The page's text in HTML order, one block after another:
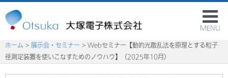
MENU
ホーム > 展示会・セミナー > Webセミナー【動的光散乱法を原理とする粒子
径測定装置を使いこなすためのノウハウ】（2025年10月）